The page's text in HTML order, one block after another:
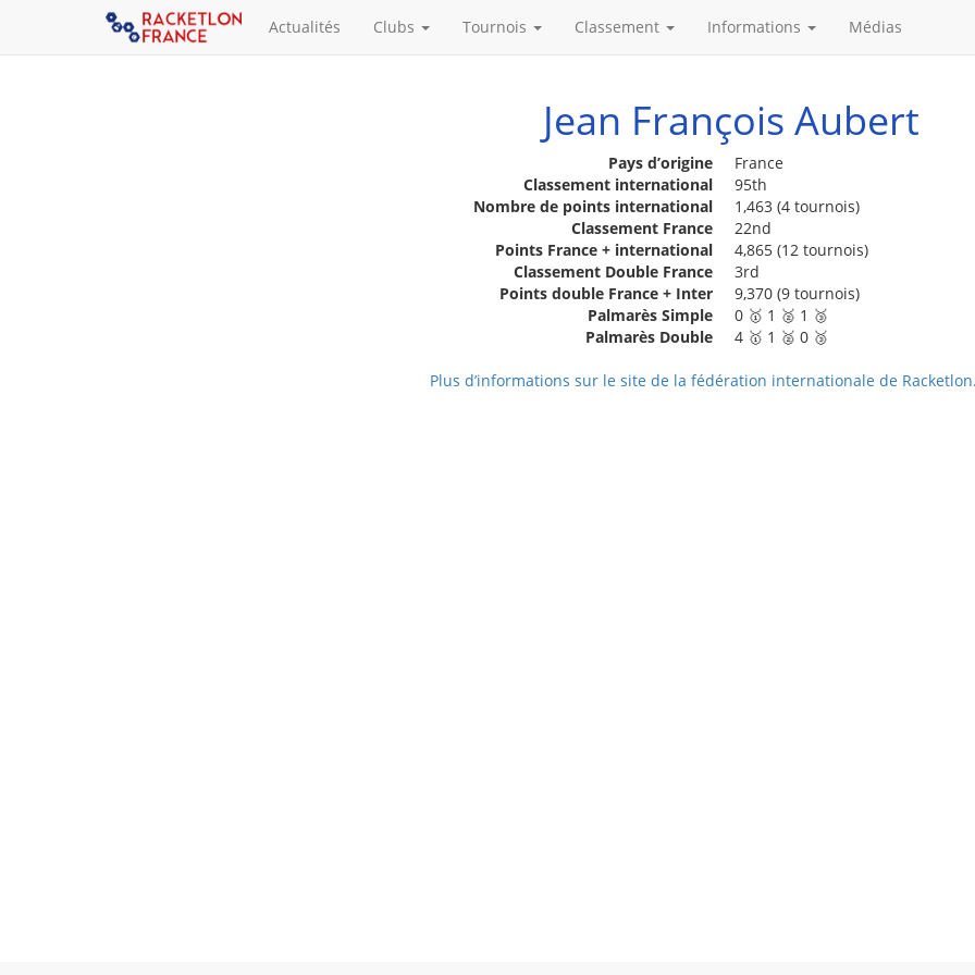
Actualités Clubs Tournois Classement Informations Médias
Jean François Aubert
Pays d’origine
France
Classement international
95th
Nombre de points international
1,463 (4 tournois)
Classement France
22nd
Points France + international
4,865 (12 tournois)
Classement Double France
3rd
Points double France + Inter
9,370 (9 tournois)
Palmarès Simple
0 🥇 1 🥈 1 🥉
Palmarès Double
4 🥇 1 🥈 0 🥉
Plus d’informations sur le site de la fédération internationale de